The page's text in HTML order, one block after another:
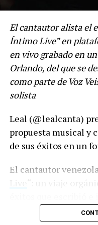
colegio, trabajar,
tarea con ellos,
dormir es que
volvemos a ser
Disfruta de
Después
enhttps://
Jonathan Moly
Es un músico y
fuerte influencia de
parte de la
Su carrera como
El cantautor alista el
Íntimo Live” en
en vivo grabado en
Orlando, del que se
como parte de Voz
solista
Leal (@lealcanta)
propuesta musical y
de sus éxitos en un
El cantautor
Nauta y su presente